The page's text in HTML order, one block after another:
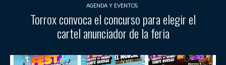
AGENDA Y EVENTOS
Torrox convoca el concurso para elegir el
cartel anunciador de la feria